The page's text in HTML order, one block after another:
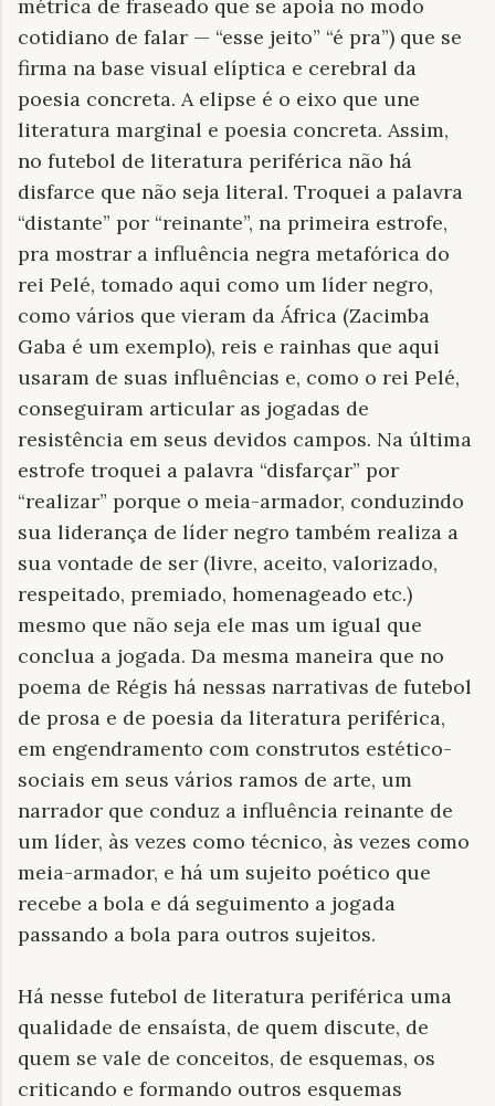
métrica de fraseado que se apoia no modo
cotidiano de falar — “esse jeito” “é pra”) que se
firma na base visual elíptica e cerebral da
poesia concreta. A elipse é o eixo que une
literatura marginal e poesia concreta. Assim,
no futebol de literatura periférica não há
disfarce que não seja literal. Troquei a palavra
“distante” por “reinante”, na primeira estrofe,
pra mostrar a influência negra metafórica do
rei Pelé, tomado aqui como um líder negro,
como vários que vieram da África (Zacimba
Gaba é um exemplo), reis e rainhas que aqui
usaram de suas influências e, como o rei Pelé,
conseguiram articular as jogadas de
resistência em seus devidos campos. Na última
estrofe troquei a palavra “disfarçar” por
“realizar” porque o meia-armador, conduzindo
sua liderança de líder negro também realiza a
sua vontade de ser (livre, aceito, valorizado,
respeitado, premiado, homenageado etc.)
mesmo que não seja ele mas um igual que
conclua a jogada. Da mesma maneira que no
poema de Régis há nessas narrativas de futebol
de prosa e de poesia da literatura periférica,
em engendramento com construtos estético-
sociais em seus vários ramos de arte, um
narrador que conduz a influência reinante de
um líder, às vezes como técnico, às vezes como
meia-armador, e há um sujeito poético que
recebe a bola e dá seguimento a jogada
passando a bola para outros sujeitos.
Há nesse futebol de literatura periférica uma
qualidade de ensaísta, de quem discute, de
quem se vale de conceitos, de esquemas, os
criticando e formando outros esquemas